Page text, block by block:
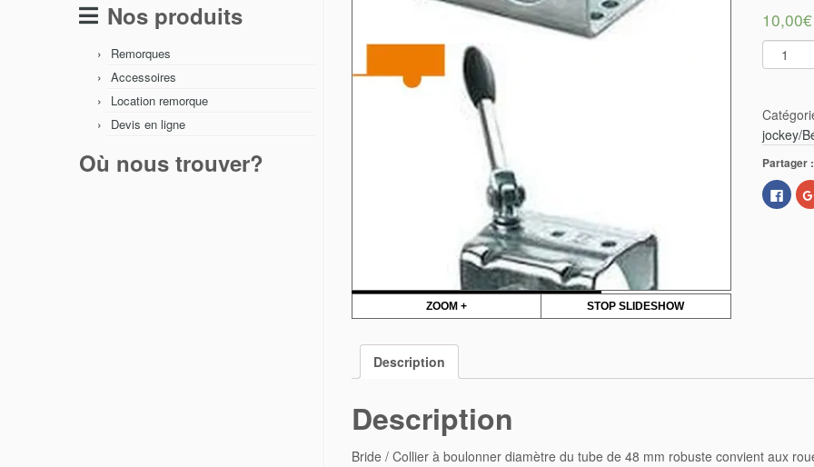
Nos produits
Remorques
Accessoires
Location remorque
Devis en ligne
Où nous trouver?
ZOOM + STOP SLIDESHOW
10,00€
jockey/
Partager :
pour
Description
Description
Bride / Collier à boulonner diamètre du tube de 48 mm robuste convient aux